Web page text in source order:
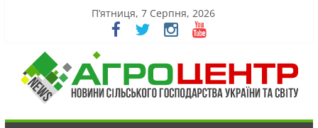
П’ятниця, 7 Серпня, 2026